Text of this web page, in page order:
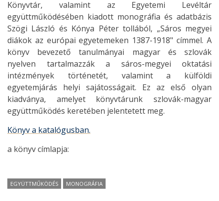
Könyvtár, valamint az Egyetemi Levéltár
együttműködésében kiadott monográfia és adatbázis
Szögi László és Kónya Péter tollából, „Sáros megyei
diákok az európai egyetemeken 1387-1918" címmel. A
könyv bevezető tanulmányai magyar és szlovák
nyelven tartalmazzák a sáros-megyei oktatási
intézmények történetét, valamint a külföldi
egyetemjárás helyi sajátosságait. Ez az első olyan
kiadványa, amelyet könyvtárunk szlovák-magyar
együttműködés keretében jelentetett meg.
Könyv a katalógusban.
a könyv címlapja:
EGYÜTTMŰKÖDÉS MONOGRÁFIA